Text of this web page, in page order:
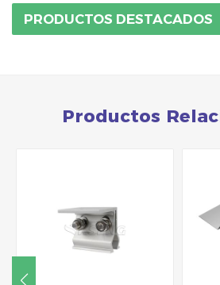
PRODUCTOS DESTACADOS
Productos